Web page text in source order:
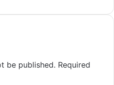
be published. Required